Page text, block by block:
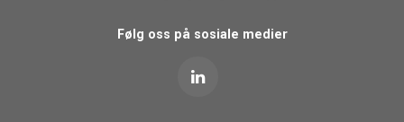
Følg oss på sosiale medier